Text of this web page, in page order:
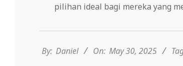
pilihan ideal bagi mereka yang
30
By: Daniel On: May 30, 2025